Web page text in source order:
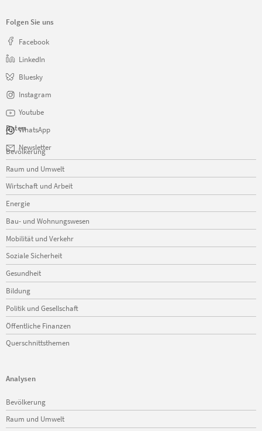
Folgen Sie uns
Facebook
LinkedIn
Bluesky
Instagram
Youtube
WhatsApp
Newsletter
Daten
Navigation
überspringen
Bevölkerung
Raum und Umwelt
Wirtschaft und Arbeit
Energie
Bau- und Wohnungswesen
Mobilität und Verkehr
Soziale Sicherheit
Gesundheit
Bildung
Politik und Gesellschaft
Öffentliche Finanzen
Querschnittsthemen
Analysen
überspringen
Bevölkerung
Raum und Umwelt